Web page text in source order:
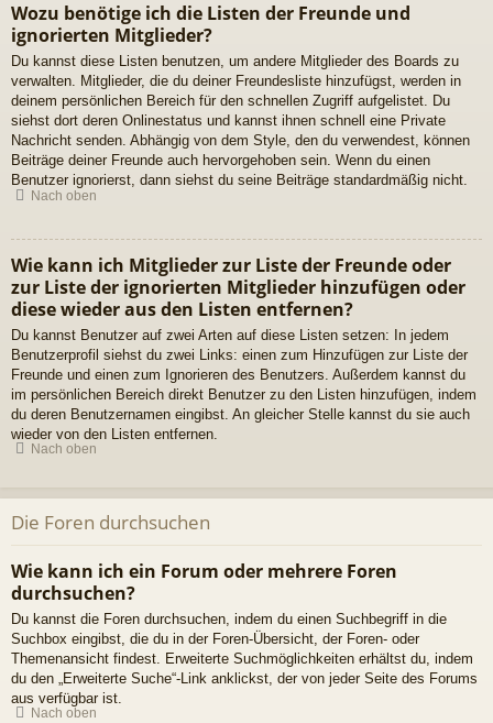
Wozu benötige ich die Listen der Freunde und
ignorierten Mitglieder?
Du kannst diese Listen benutzen, um andere Mitglieder des Boards zu
verwalten. Mitglieder, die du deiner Freundesliste hinzufügst, werden in
deinem persönlichen Bereich für den schnellen Zugriff aufgelistet. Du
siehst dort deren Onlinestatus und kannst ihnen schnell eine Private
Nachricht senden. Abhängig von dem Style, den du verwendest, können
Beiträge deiner Freunde auch hervorgehoben sein. Wenn du einen
Benutzer ignorierst, dann siehst du seine Beiträge standardmäßig nicht.
Nach oben
Wie kann ich Mitglieder zur Liste der Freunde oder
zur Liste der ignorierten Mitglieder hinzufügen oder
diese wieder aus den Listen entfernen?
Du kannst Benutzer auf zwei Arten auf diese Listen setzen: In jedem
Benutzerprofil siehst du zwei Links: einen zum Hinzufügen zur Liste der
Freunde und einen zum Ignorieren des Benutzers. Außerdem kannst du
im persönlichen Bereich direkt Benutzer zu den Listen hinzufügen, indem
du deren Benutzernamen eingibst. An gleicher Stelle kannst du sie auch
wieder von den Listen entfernen.
Nach oben
Die Foren durchsuchen
Wie kann ich ein Forum oder mehrere Foren
durchsuchen?
Du kannst die Foren durchsuchen, indem du einen Suchbegriff in die
Suchbox eingibst, die du in der Foren-Übersicht, der Foren- oder
Themenansicht findest. Erweiterte Suchmöglichkeiten erhältst du, indem
du den „Erweiterte Suche“-Link anklickst, der von jeder Seite des Forums
aus verfügbar ist.
Nach oben